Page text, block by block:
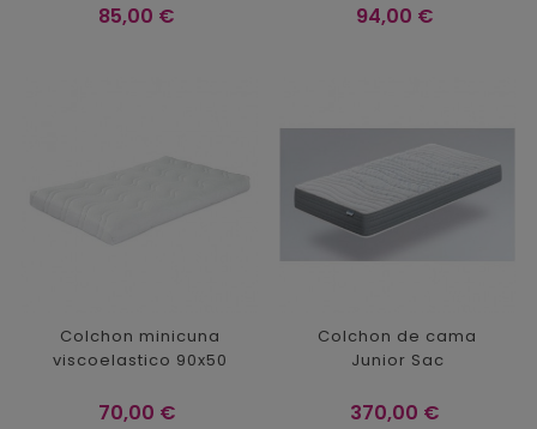
Precio
85,00 € Precio
94,00 €
Colchon minicuna
viscoelastico 90x50
Precio
70,00 €
Colchon de cama
Junior Sac
Precio
370,00 €